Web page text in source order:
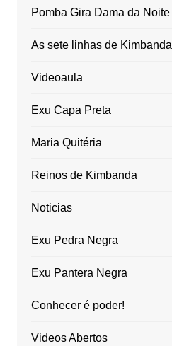
Pomba Gira Dama da Noite
As sete linhas de Kimbanda
Videoaula
Exu Capa Preta
Maria Quitéria
Reinos de Kimbanda
Noticias
Exu Pedra Negra
Exu Pantera Negra
Conhecer é poder!
Videos Abertos